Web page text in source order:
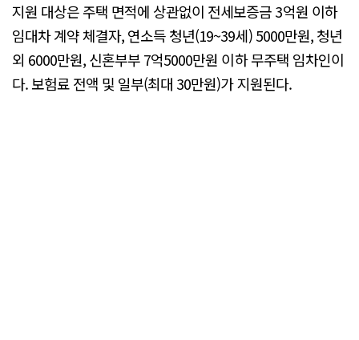
지원 대상은 주택 면적에 상관없이 전세보증금 3억원 이하
임대차 계약 체결자, 연소득 청년(19~39세) 5000만원, 청년
외 6000만원, 신혼부부 7억5000만원 이하 무주택 임차인이
다. 보험료 전액 및 일부(최대 30만원)가 지원된다.